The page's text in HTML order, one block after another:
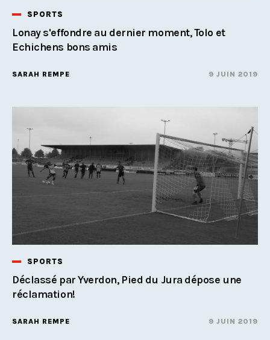
SPORTS
Lonay s'effondre au dernier moment, Tolo et
Echichens bons amis
SARAH REMPE 9 JUIN 2019
SPORTS
Déclassé par Yverdon, Pied du Jura dépose une
réclamation!
SARAH REMPE 9 JUIN 2019